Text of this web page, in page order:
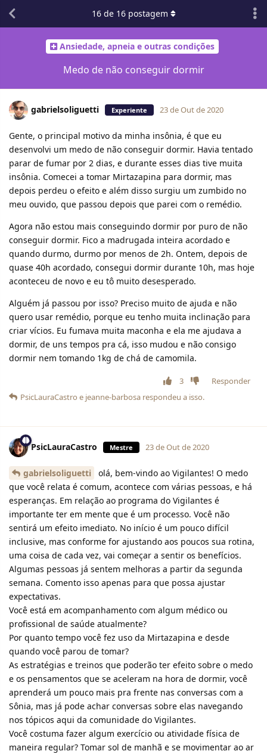
Ansiedade, apneia e outras condições
Medo de não conseguir dormir
16de 16postagem
gabrielsoliguetti Experiente 23 de Out de 2020
Gente, o principal motivo da minha insônia, é que eu
desenvolvi um medo de não conseguir dormir. Havia tentado
parar de fumar por 2 dias, e durante esses dias tive muita
insônia. Comecei a tomar Mirtazapina para dormir, mas
depois perdeu o efeito e além disso surgiu um zumbido no
meu ouvido, que passou depois que parei com o remédio.
Agora não estou mais conseguindo dormir por puro de não
conseguir dormir. Fico a madrugada inteira acordado e
quando durmo, durmo por menos de 2h. Ontem, depois de
quase 40h acordado, consegui dormir durante 10h, mas hoje
aconteceu de novo e eu tô muito desesperado.
Alguém já passou por isso? Preciso muito de ajuda e não
quero usar remédio, porque eu tenho muita inclinação para
criar vícios. Eu fumava muita maconha e ela me ajudava a
dormir, de uns tempos pra cá, isso mudou e não consigo
dormir nem tomando 1kg de chá de camomila.
3
Responder
PsicLauraCastro e jeanne-barbosa respondeu a isso.
PsicLauraCastro Mestre 23 de Out de 2020
gabrielsoliguetti
olá, bem-vindo ao Vigilantes! O medo
que você relata é comum, acontece com várias pessoas, e há
esperanças. Em relação ao programa do Vigilantes é
importante ter em mente que é um processo. Você não
sentirá um efeito imediato. No início é um pouco difícil
inclusive, mas conforme for ajustando aos poucos sua rotina,
uma coisa de cada vez, vai começar a sentir os benefícios.
Algumas pessoas já sentem melhoras a partir da segunda
semana. Comento isso apenas para que possa ajustar
expectativas.
Você está em acompanhamento com algum médico ou
profissional de saúde atualmente?
Por quanto tempo você fez uso da Mirtazapina e desde
quando você parou de tomar?
As estratégias e treinos que poderão ter efeito sobre o medo
e os pensamentos que se aceleram na hora de dormir, você
aprenderá um pouco mais pra frente nas conversas com a
Sônia, mas já pode achar conversas sobre elas navegando
nos tópicos aqui da comunidade do Vigilantes.
Você costuma fazer algum exercício ou atividade física de
maneira regular? Tomar sol de manhã e se movimentar ao ar